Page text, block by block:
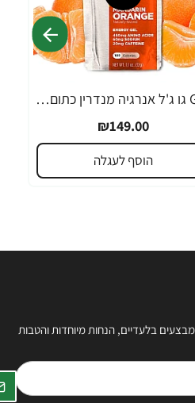
GU גו ג'ל אנרגיה מנדרין כתום 32 גרם - 24 יחידות
₪149.00
הוסף לעגלה
בלעדיים, הנחות מיוחדות והטבות